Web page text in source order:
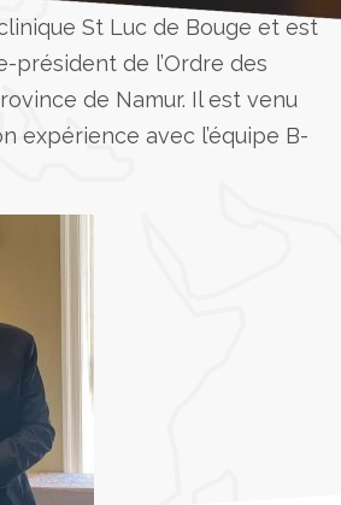
St Luc de Bouge et est
président de l’Ordre des
de Namur. Il est venu
expérience avec l’équipe B-